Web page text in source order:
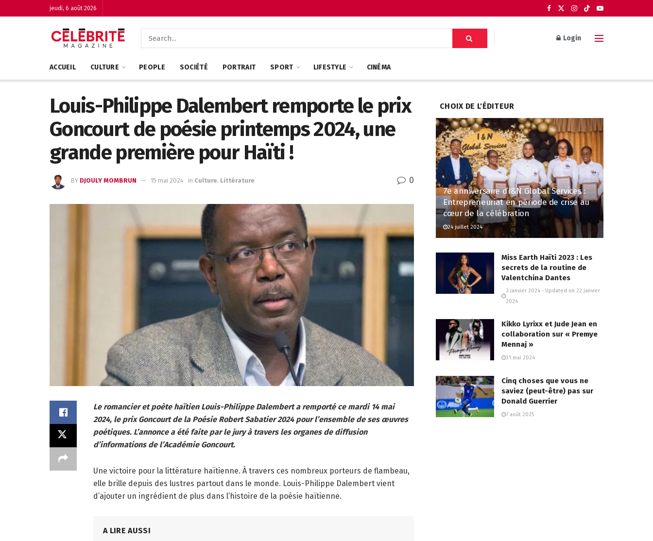
jeudi, 6 août 2026
Login
ACCUEIL CULTURE PEOPLE SOCIÉTÉ PORTRAIT SPORT LIFESTYLE CINÉMA
Louis-Philippe Dalembert remporte le prix
Goncourt de poésie printemps 2024, une
grande première pour Haïti !
BY DJOULY MOMBRUN 15 mai 2024 in Culture, Littérature 0
Le romancier et poète haïtien Louis-Philippe Dalembert a remporté ce mardi 14 mai
2024, le prix Goncourt de la Poésie Robert Sabatier 2024 pour l’ensemble de ses œuvres
poétiques. L’annonce a été faite par le jury à travers les organes de diffusion
d’informations de l’Académie Goncourt.
Une victoire pour la littérature haïtienne. À travers ces nombreux porteurs de flambeau,
elle brille depuis des lustres partout dans le monde. Louis-Philippe Dalembert vient
d’ajouter un ingrédient de plus dans l’histoire de la poésie haïtienne.
A LIRE AUSSI
CHOIX DE L'ÉDITEUR
7e anniversaire d’I&N Global Services :
Entrepreneuriat en période de crise au
cœur de la célébration
24 juillet 2024
Miss Earth Haïti 2023 : Les
secrets de la routine de
Valentchina Dantes
3 janvier 2024 - Updated on 22 janvier
2024
Kikko Lyrixx et Jude Jean en
collaboration sur « Premye
Mennaj »
31 mai 2024
Cinq choses que vous ne
saviez (peut-être) pas sur
Donald Guerrier
7 août 2025